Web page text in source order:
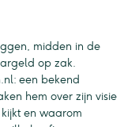
midden in de
op zak.
een bekend
hem over zijn visie
en waarom